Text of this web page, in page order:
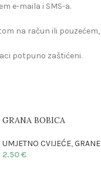
e-maila i SMS-a.
na račun ili
potpuno zaštićeni.
GRANA BOBICA
UMJETNO CVIJEĆE, GRANE
2.50€